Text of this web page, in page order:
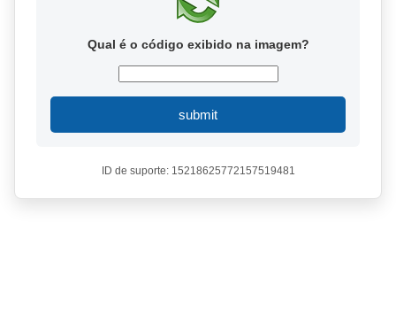
Qual é o código exibido na imagem?
submit
ID de suporte: 15218625772157519481